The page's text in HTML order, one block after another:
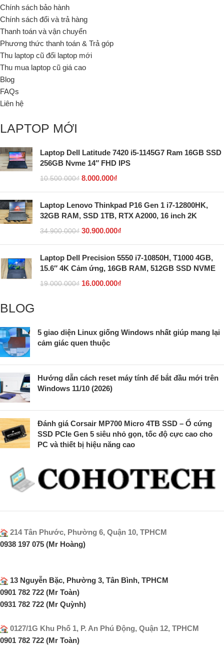
Chính sách bảo hành
Chính sách đổi và trả hàng
Thanh toán và vận chuyển
Phương thức thanh toán & Trả góp
Thu laptop cũ đổi laptop mới
Thu mua laptop cũ giá cao
Blog
FAQs
Liên hệ
LAPTOP MỚI
Laptop Dell Latitude 7420 i5-1145G7 Ram 16GB SSD
256GB Nvme 14″ FHD IPS
10.500.000₫ 8.000.000₫
Laptop Lenovo Thinkpad P16 Gen 1 i7-12800HK,
32GB RAM, SSD 1TB, RTX A2000, 16 inch 2K
34.900.000₫ 30.900.000₫
Laptop Dell Precision 5550 i7-10850H, T1000 4GB,
15.6″ 4K Cảm ứng, 16GB RAM, 512GB SSD NVME
19.000.000₫ 16.000.000₫
BLOG
5 giao diện Linux giống Windows nhất giúp mang lại
cảm giác quen thuộc
Hướng dẫn cách reset máy tính để bắt đầu mới trên
Windows 11/10 (2026)
Đánh giá Corsair MP700 Micro 4TB SSD – Ổ cứng
SSD PCIe Gen 5 siêu nhỏ gọn, tốc độ cực cao cho
PC và thiết bị hiệu năng cao
214 Tân Phước, Phường 6, Quận 10, TPHCM
0938 197 075 (Mr Hoàng)
13 Nguyễn Bặc, Phường 3, Tân Bình, TPHCM
0901 782 722 (Mr Toàn)
0931 782 722 (Mr Quỳnh)
0127/1G Khu Phố 1, P. An Phú Động, Quận 12, TPHCM
0901 782 722 (Mr Toàn)